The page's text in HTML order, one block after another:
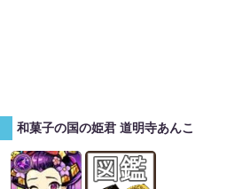
和菓子の国の姫君 道明寺あんこ